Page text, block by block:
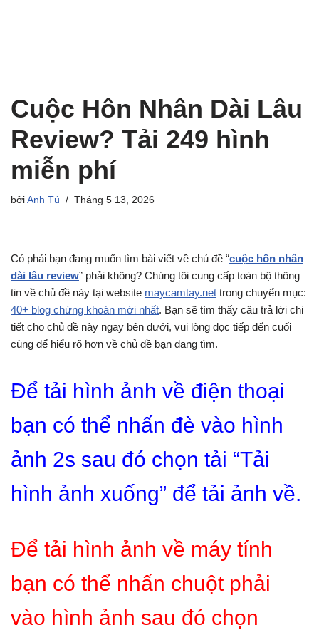
Cuộc Hôn Nhân Dài Lâu
Review? Tải 249 hình
miễn phí
bởi Anh Tú Tháng 5 13, 2026
Có phải bạn đang muốn tìm bài viết về chủ đề “cuộc hôn nhân
dài lâu review” phải không? Chúng tôi cung cấp toàn bộ thông
tin về chủ đề này tại website maycamtay.net trong chuyển mục:
40+ blog chứng khoán mới nhất. Bạn sẽ tìm thấy câu trả lời chi
tiết cho chủ đề này ngay bên dưới, vui lòng đọc tiếp đến cuối
cùng để hiểu rõ hơn về chủ đề bạn đang tìm.
Để tải hình ảnh về điện thoại
bạn có thể nhấn đè vào hình
ảnh 2s sau đó chọn tải “Tải
hình ảnh xuống” để tải ảnh về.
Để tải hình ảnh về máy tính
bạn có thể nhấn chuột phải
vào hình ảnh sau đó chọn